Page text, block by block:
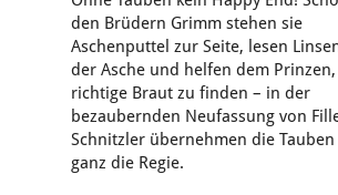
den Brüdern Grimm stehen sie
Aschenputtel zur Seite, lesen
der Asche und helfen dem
richtige Braut zu finden – in der
bezaubernden Neufassung von
Schnitzler übernehmen die Tauben
ganz die Regie.